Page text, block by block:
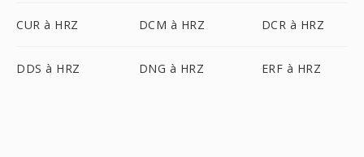
CUR à HRZ DCM à HRZ DCR à HRZ
DDS à HRZ DNG à HRZ ERF à HRZ